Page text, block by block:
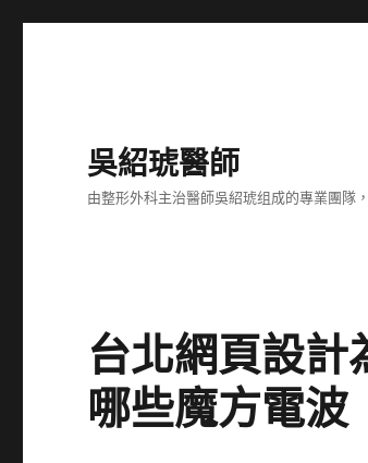
吳紹琥醫師
由整形外科主治醫師吳紹琥组成的專業團隊
台北網頁設計
哪些魔方電波